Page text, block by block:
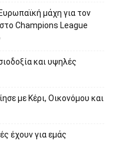
μάχη για τον
Champions League
και υψηλές
με Κέρι, Οικονόμου και
έχουν για εμάς